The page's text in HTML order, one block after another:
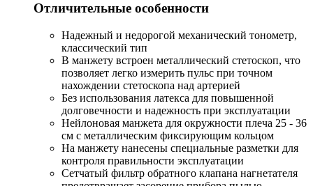
Отличительные особенности
Надежный и недорогой механический тонометр,
классический тип
В манжету встроен металлический стетоскоп, что
позволяет легко измерить пульс при точном
нахождении стетоскопа над артерией
Без использования латекса для повышенной
долговечности и надежность при эксплуатации
Нейлоновая манжета для окружности плеча 25 - 36
см с металлическим фиксирующим кольцом
На манжету нанесены специальные разметки для
контроля правильности эксплуатации
Сетчатый фильтр обратного клапана нагнетателя